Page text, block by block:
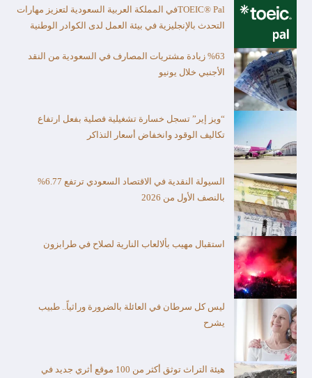
TOEIC® Palفي المملكة العربية السعودية لتعزيز مهارات
التحدث بالإنجليزية في بيئة العمل لدى الكوادر الوطنية
%63 زيادة مشتريات المصارف في السعودية من النقد
الأجنبي خلال يونيو
“ويز إير” تسجل خسارة تشغيلية فصلية بفعل ارتفاع
تكاليف الوقود وانخفاض أسعار التذاكر
السيولة النقدية في الاقتصاد السعودي ترتفع 6.77%
بالنصف الأول من 2026
استقبال مهيب بألالعاب النارية لصلاح في طرابزون
ليس كل سرطان في العائلة بالضرورة وراثياً.. طبيب
يشرح
هيئة التراث توثق أكثر من 100 موقع أثري جديد في